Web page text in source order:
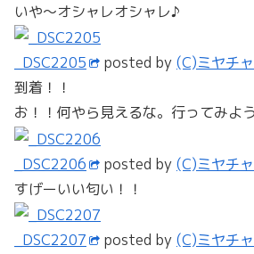
いや～オシャレオシャレ♪
_DSC2205 posted by (C)ミヤチ
到着！！
お！！何やら見えるな。行ってみよう
_DSC2206 posted by (C)ミヤチ
すげーいい匂い！！
_DSC2207 posted by (C)ミヤチ